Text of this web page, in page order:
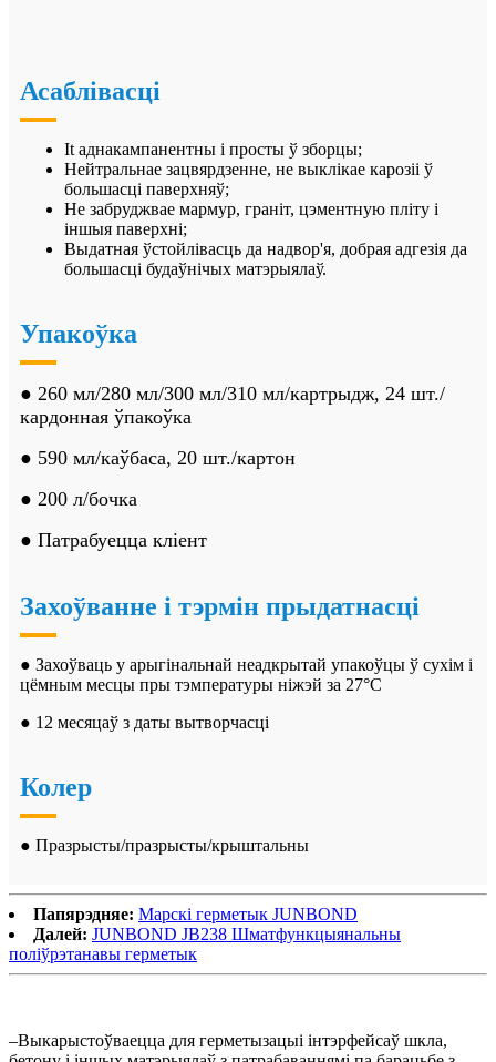
Асаблівасці
It аднакампанентны і просты ў зборцы;
Нейтральнае зацвярдзенне, не выклікае карозіі ў
большасці паверхняў;
Не забруджвае мармур, граніт, цэментную пліту і
іншыя паверхні;
Выдатная ўстойлівасць да надвор'я, добрая адгезія да
большасці будаўнічых матэрыялаў.
Упакоўка
● 260 мл/280 мл/300 мл/310 мл/картрыдж, 24 шт./
кардонная ўпакоўка
● 590 мл/каўбаса, 20 шт./картон
● 200 л/бочка
● Патрабуецца кліент
Захоўванне і тэрмін прыдатнасці
● Захоўваць у арыгінальнай неадкрытай упакоўцы ў сухім і
цёмным месцы пры тэмпературы ніжэй за 27°C
● 12 месяцаў з даты вытворчасці
Колер
● Празрысты/празрысты/крыштальны
Папярэдняе: Марскі герметык JUNBOND
Далей: JUNBOND JB238 Шматфункцыянальны
поліўрэтанавы герметык
–Выкарыстоўваецца для герметызацыі інтэрфейсаў шкла,